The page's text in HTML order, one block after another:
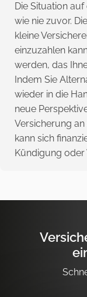
Die Situation
wie nie zuvor.
kleine
einzuzahlen
werden, das
Indem Sie
wieder in die
neue
Versicherung
kann sich
Kündigung oder